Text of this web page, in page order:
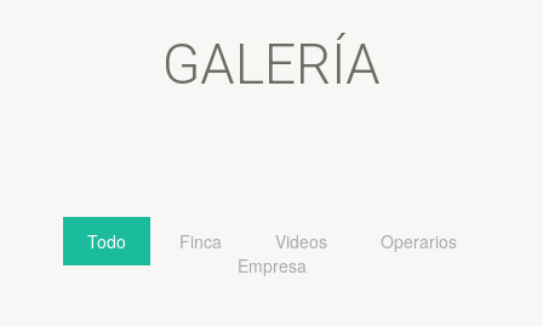
GALERÍA
Todo Finca Videos
Operarios
Empresa